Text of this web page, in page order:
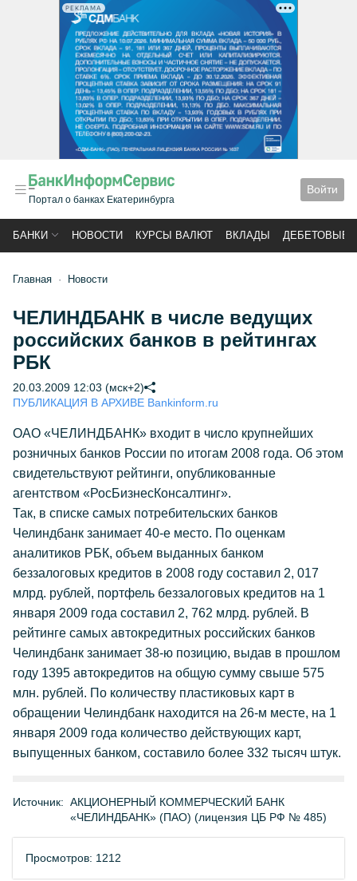
РЕКЛАМА
Портал о банках Екатеринбурга
Войти
БАНКИ НОВОСТИ КУРСЫ ВАЛЮТ ВКЛАДЫ ДЕБЕТОВЫЕ
Главная Новости
ЧЕЛИНДБАНК в числе ведущих
российских банков в рейтингах
РБК
20.03.2009 12:03 (мск+2)
ПУБЛИКАЦИЯ В АРХИВЕ Bankinform.ru
ОАО «ЧЕЛИНДБАНК» входит в число крупнейших
розничных банков России по итогам 2008 года. Об этом
свидетельствуют рейтинги, опубликованные
агентством «РосБизнесКонсалтинг».
Так, в списке самых потребительских банков
Челиндбанк занимает 40-е место. По оценкам
аналитиков РБК, объем выданных банком
беззалоговых кредитов в 2008 году составил 2, 017
млрд. рублей, портфель беззалоговых кредитов на 1
января 2009 года составил 2, 762 млрд. рублей. В
рейтинге самых автокредитных российских банков
Челиндбанк занимает 38-ю позицию, выдав в прошлом
году 1395 автокредитов на общую сумму свыше 575
млн. рублей. По количеству пластиковых карт в
обращении Челиндбанк находится на 26-м месте, на 1
января 2009 года количество действующих карт,
выпущенных банком, составило более 332 тысяч штук.
Источник: АКЦИОНЕРНЫЙ КОММЕРЧЕСКИЙ БАНК
«ЧЕЛИНДБАНК» (ПАО) (лицензия ЦБ РФ № 485)
Просмотров: 1212